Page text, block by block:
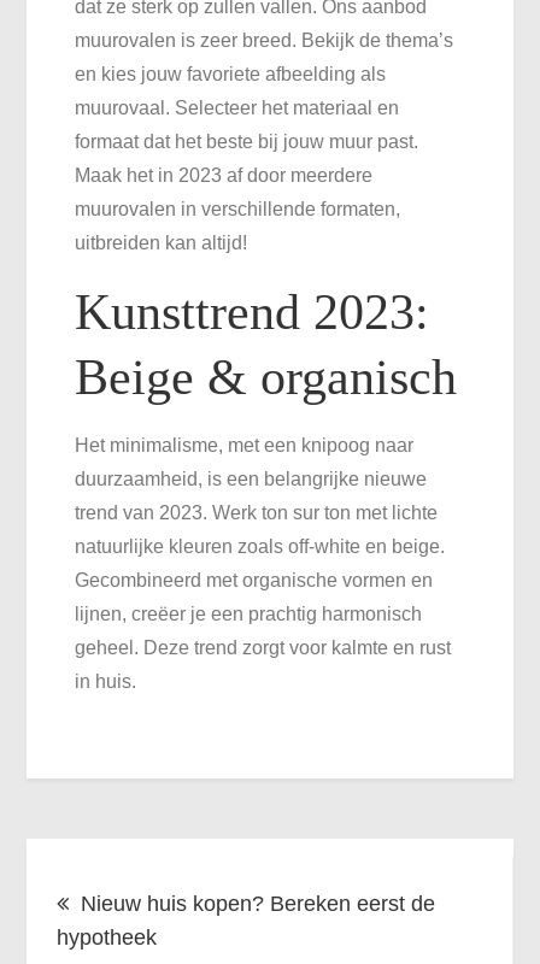
dat ze sterk op zullen vallen. Ons aanbod
muurovalen is zeer breed. Bekijk de thema’s
en kies jouw favoriete afbeelding als
muurovaal. Selecteer het materiaal en
formaat dat het beste bij jouw muur past.
Maak het in 2023 af door meerdere
muurovalen in verschillende formaten,
uitbreiden kan altijd!
Kunsttrend 2023:
Beige & organisch
Het minimalisme, met een knipoog naar
duurzaamheid, is een belangrijke nieuwe
trend van 2023. Werk ton sur ton met lichte
natuurlijke kleuren zoals off-white en beige.
Gecombineerd met organische vormen en
lijnen, creëer je een prachtig harmonisch
geheel. Deze trend zorgt voor kalmte en rust
in huis.
navigatie
Nieuw huis kopen? Bereken eerst de
hypotheek